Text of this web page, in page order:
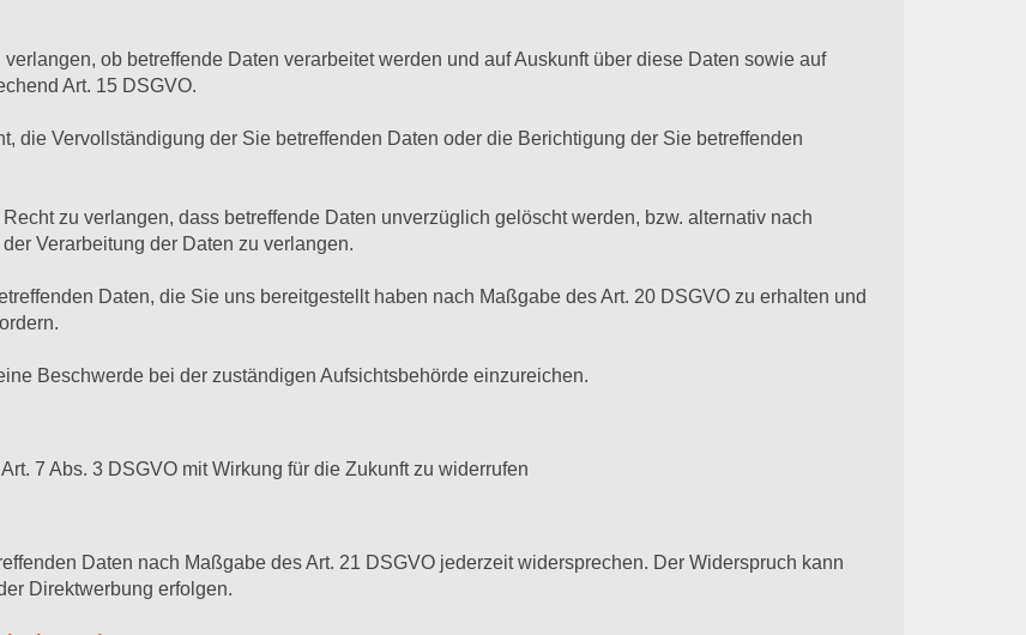
ob betreffende Daten verarbeitet werden und auf Auskunft über diese Daten sowie auf
Art. 15 DSGVO.
die Vervollständigung der Sie betreffenden Daten oder die Berichtigung der Sie betreffenden
zu verlangen, dass betreffende Daten unverzüglich gelöscht werden, bzw. alternativ nach
Verarbeitung der Daten zu verlangen.
Daten, die Sie uns bereitgestellt haben nach Maßgabe des Art. 20 DSGVO zu erhalten und
Beschwerde bei der zuständigen Aufsichtsbehörde einzureichen.
7 Abs. 3 DSGVO mit Wirkung für die Zukunft zu widerrufen
Daten nach Maßgabe des Art. 21 DSGVO jederzeit widersprechen. Der Widerspruch kann
Direktwerbung erfolgen.